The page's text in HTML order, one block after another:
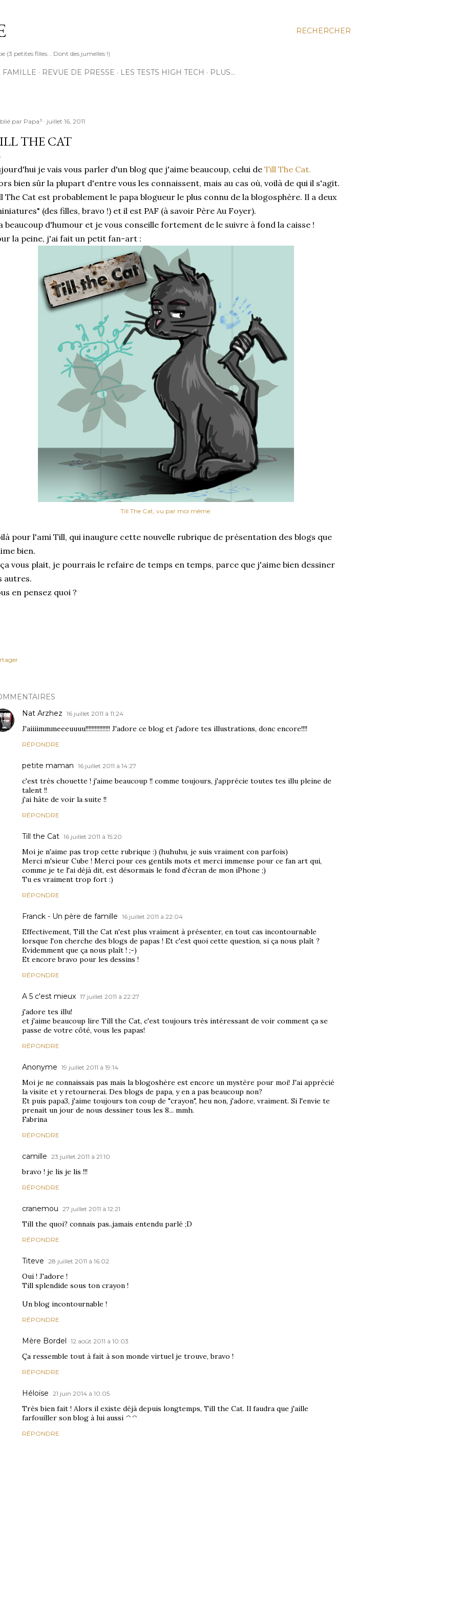
RECHERCHER
(3 petites filles... Dont des jumelles !)
FAMILLE REVUE DE PRESSE LES TESTS HIGH TECH PLUS…
par Papa³ juillet 16, 2011
THE CAT
je vais vous parler d'un blog que j'aime beaucoup, celui de Till The Cat.
bien sûr la plupart d'entre vous les connaissent, mais au cas où, voilà de qui il s'agit.
The Cat est probablement le papa blogueur le plus connu de la blogosphère. Il a deux
(des filles, bravo !) et il est PAF (à savoir Père Au Foyer).
beaucoup d'humour et je vous conseille fortement de le suivre à fond la caisse !
la peine, j'ai fait un petit fan-art :
Till The Cat, vu par moi même.
pour l'ami Till, qui inaugure cette nouvelle rubrique de présentation des blogs que
bien.
vous plait, je pourrais le refaire de temps en temps, parce que j'aime bien dessiner
autres.
en pensez quoi ?
Nat Arzhez 16 juillet 2011 à 11:24
J'aiiiimmmeeeuuuu!!!!!!!!!!!!!!!! J'adore ce blog et j'adore tes illustrations, donc encore!!!!
RÉPONDRE
petite maman 16 juillet 2011 à 14:27
c'est très chouette ! j'aime beaucoup !! comme toujours, j'apprécie toutes tes illu pleine de
talent !!
j'ai hâte de voir la suite !!
RÉPONDRE
Till the Cat 16 juillet 2011 à 15:20
Moi je n'aime pas trop cette rubrique :) (huhuhu, je suis vraiment con parfois)
Merci m'sieur Cube ! Merci pour ces gentils mots et merci immense pour ce fan art qui,
comme je te l'ai déjà dit, est désormais le fond d'écran de mon iPhone ;)
Tu es vraiment trop fort :)
RÉPONDRE
Franck - Un père de famille 16 juillet 2011 à 22:04
Effectivement, Till the Cat n'est plus vraiment à présenter, en tout cas incontournable
lorsque l'on cherche des blogs de papas ! Et c'est quoi cette question, si ça nous plaît ?
Evidemment que ça nous plaît ! ;-)
Et encore bravo pour les dessins !
RÉPONDRE
A 5 c'est mieux 17 juillet 2011 à 22:27
j'adore tes illu!
et j'aime beaucoup lire Till the Cat, c'est toujours très intéressant de voir comment ça se
passe de votre côté, vous les papas!
RÉPONDRE
Anonyme 19 juillet 2011 à 19:14
Moi je ne connaissais pas mais la blogoshère est encore un mystère pour moi! J'ai apprécié
la visite et y retournerai. Des blogs de papa, y en a pas beaucoup non?
Et puis papa3, j'aime toujours ton coup de "crayon", heu non, j'adore, vraiment. Si l'envie te
prenait un jour de nous dessiner tous les 8... mmh.
Fabrina
RÉPONDRE
camille 23 juillet 2011 à 21:10
bravo ! je lis je lis !!!
RÉPONDRE
cranemou 27 juillet 2011 à 12:21
Till the quoi? connais pas..jamais entendu parlé ;D
RÉPONDRE
Titeve 28 juillet 2011 à 16:02
Oui ! J'adore !
Till splendide sous ton crayon !
Un blog incontournable !
RÉPONDRE
Mère Bordel 12 août 2011 à 10:03
Ça ressemble tout à fait à son monde virtuel je trouve, bravo !
RÉPONDRE
Héloïse 21 juin 2014 à 10:05
Très bien fait ! Alors il existe déjà depuis longtemps, Till the Cat. Il faudra que j'aille
farfouiller son blog à lui aussi ^^
RÉPONDRE